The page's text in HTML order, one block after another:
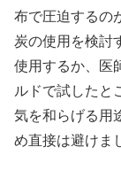
布で圧迫するの
炭の使用を検討
使用するか、医
ルドで試したと
気を和らげる用
め直接は避けま